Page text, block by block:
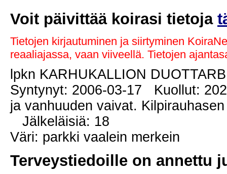
Voit päivittää koirasi tietoja
Tietojen kirjautuminen ja siirtyminen
reaaliajassa, vaan viiveellä. Tietojen
lpkn KARHUKALLION
Syntynyt: 2006-03-17 Kuollut:
ja vanhuuden vaivat.
Jälkeläisiä: 18
Väri: parkki vaalein merkein
Terveystiedoille on annettu